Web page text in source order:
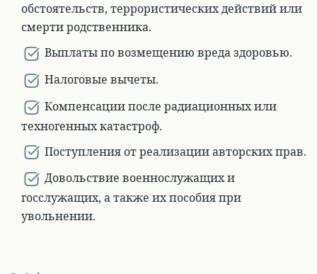
обстоятельств, террористических действий или
смерти родственника.
Выплаты по возмещению вреда здоровью.
Налоговые вычеты.
Компенсации после радиационных или
техногенных катастроф.
Поступления от реализации авторских прав.
Довольствие военнослужащих и
госслужащих, а также их пособия при
увольнении.